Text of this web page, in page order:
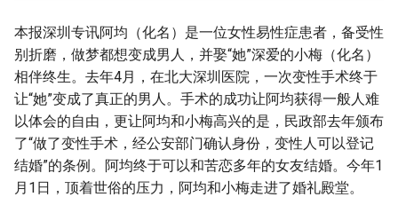
c
h
本报深圳专讯阿均（化名）是一位女性易性症患者，备受性
别折磨，做梦都想变成男人，并娶“她”深爱的小梅（化名）
相伴终生。去年4月，在北大深圳医院，一次变性手术终于
让“她”变成了真正的男人。手术的成功让阿均获得一般人难
以体会的自由，更让阿均和小梅高兴的是，民政部去年颁布
了“做了变性手术，经公安部门确认身份，变性人可以登记
结婚”的条例。阿均终于可以和苦恋多年的女友结婚。今年1
月1日，顶着世俗的压力，阿均和小梅走进了婚礼殿堂。